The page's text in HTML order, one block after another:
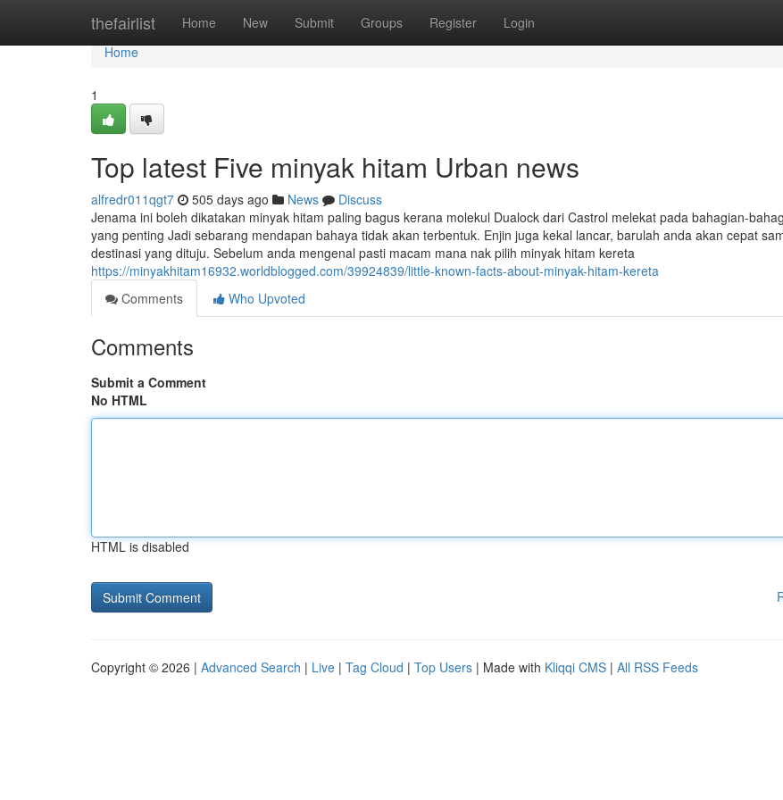
thefairlist Home New Submit Groups Register Login
Home
Home
1
Top latest Five minyak hitam Urban news
alfredr011qgt7 505 days ago News
Discuss
Jenama ini boleh dikatakan minyak hitam paling bagus kerana molekul Dualock dari Castrol melekat pada bahagian-
yang penting Jadi sebarang mendapan bahaya tidak akan terbentuk. Enjin juga kekal lancar, barulah anda akan cepat
destinasi yang dituju. Sebelum anda mengenal pasti macam mana nak pilih minyak hitam kereta
https://minyakhitam16932.worldblogged.com/39924839/little-known-facts-about-minyak-hitam-kereta
Comments
Who Upvoted
Comments
Submit a Comment
No HTML
HTML is disabled
Copyright © 2026 | Advanced Search | Live | Tag Cloud | Top Users | Made with Kliqqi CMS | All RSS Feeds